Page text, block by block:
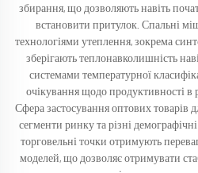
збирання, що дозволяють навіть
встановити притулок. Спальні
технологіями утеплення, зокрема
зберігають теплонавколишність
системами температурної
очікування щодо продуктивності в
Сфера застосування оптових товарів
сегменти ринку та різні
торговельні точки отримують
моделей, що дозволяє отримувати